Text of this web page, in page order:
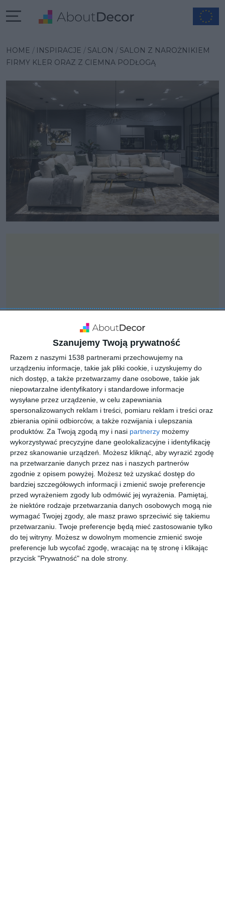
Szanujemy Twoją prywatność
Razem z naszymi 1538 partnerami przechowujemy na
urządzeniu informacje, takie jak pliki cookie, i uzyskujemy do
nich dostęp, a także przetwarzamy dane osobowe, takie jak
niepowtarzalne identyfikatory i standardowe informacje
wysyłane przez urządzenie, w celu zapewniania
spersonalizowanych reklam i treści, pomiaru reklam i treści oraz
zbierania opinii odbiorców, a także rozwijania i ulepszania
produktów. Za Twoją zgodą my i nasi partnerzy możemy
wykorzystywać precyzyjne dane geolokalizacyjne i identyfikację
przez skanowanie urządzeń. Możesz kliknąć, aby wyrazić zgodę
na przetwarzanie danych przez nas i naszych partnerów
zgodnie z opisem powyżej. Możesz też uzyskać dostęp do
bardziej szczegółowych informacji i zmienić swoje preferencje
przed wyrażeniem zgody lub odmówić jej wyrażenia.
Pamiętaj,
że niektóre rodzaje przetwarzania danych osobowych mogą nie
wymagać Twojej zgody, ale masz prawo sprzeciwić się takiemu
przetwarzaniu. Twoje preferencje będą mieć zastosowanie tylko
do tej witryny. Możesz w dowolnym momencie zmienić swoje
preferencje lub wycofać zgodę, wracając na tę stronę i klikając
przycisk "Prywatność" na dole strony.
HOME INSPIRACJE SALON
SALON Z NAROŻNIKIEM
FIRMY KLER ORAZ Z CIEMNA PODŁOGĄ
INSPIRACJA
Salon z narożnikiem
firmy Kler oraz z ciemna
podłogą
Aranżacja salonu z narożnikiem firmy Kler oraz z ciemna
podłogą.
AUTOR: Kler
DODAJ DO ULUBIONYCH
UDOSTĘPNIJ